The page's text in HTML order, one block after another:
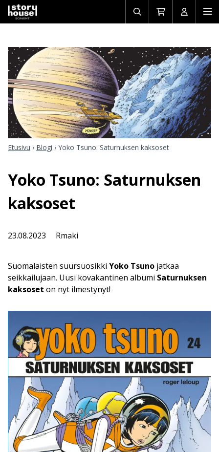
Avaa/sulje
haku
Siirry
ostoskoriin
Avaa/
Etusivu › Blogi › Yoko Tsuno: Saturnuksen kaksoset
Yoko Tsuno: Saturnuksen
kaksoset
23.08.2023 Rmaki
Suomalaisten suursuosikki Yoko Tsuno jatkaa
seikkailujaan. Uusi kovakantinen albumi Saturnuksen
kaksoset on nyt ilmestynyt!